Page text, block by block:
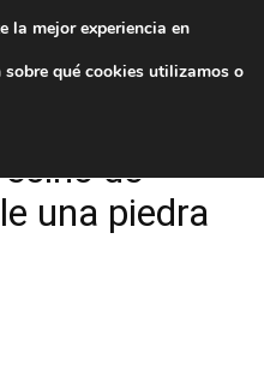
de
una piedra
la mejor experiencia en
qué cookies utilizamos o